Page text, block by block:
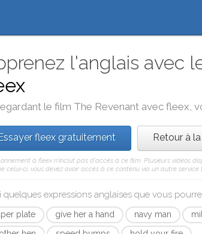
l'anglais avec
le film The Revenant avecfleex,
fleex gratuitement Retour à
à fleex n'inclut pas d'accès à ce film. Plusieurs vidéos
celui-ci, vous devez avoir accès à ce contenu via un autre
quelques expressions anglaises que vous
plate give her a hand navy man